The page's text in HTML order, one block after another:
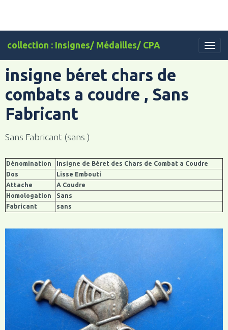
collection : Insignes/ Médailles/ CPA
insigne béret chars de
combats a coudre , Sans
Fabricant
Sans Fabricant (sans )
Dénomination
Insigne de Béret des Chars de Combat a Coudre
Dos
Lisse Embouti
Attache
A Coudre
Homologation
Sans
Fabricant
sans